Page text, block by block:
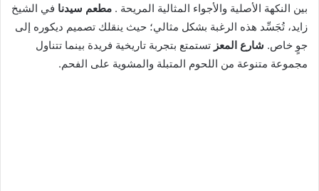
بين النكهة الأصلية والأجواء المثالية المريحة . مطعم سيدنا في الشيخ
زايد، تُجَسِّد هذه الرغبة بشكل مثالي؛ حيث ينقلك تصميم ديكوره إلى
جوٍ خاص. شارع المعز تستمتع بتجربة تاريخية فريدة بينما تتناول
مجموعة متنوعة من اللحوم المتبلة والمشوية على الفحم.